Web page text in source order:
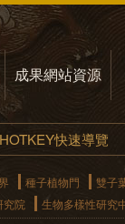
成果網站資源
HOTKEY快速導覽
種子植物門
雙子
究院 生物多樣性研究